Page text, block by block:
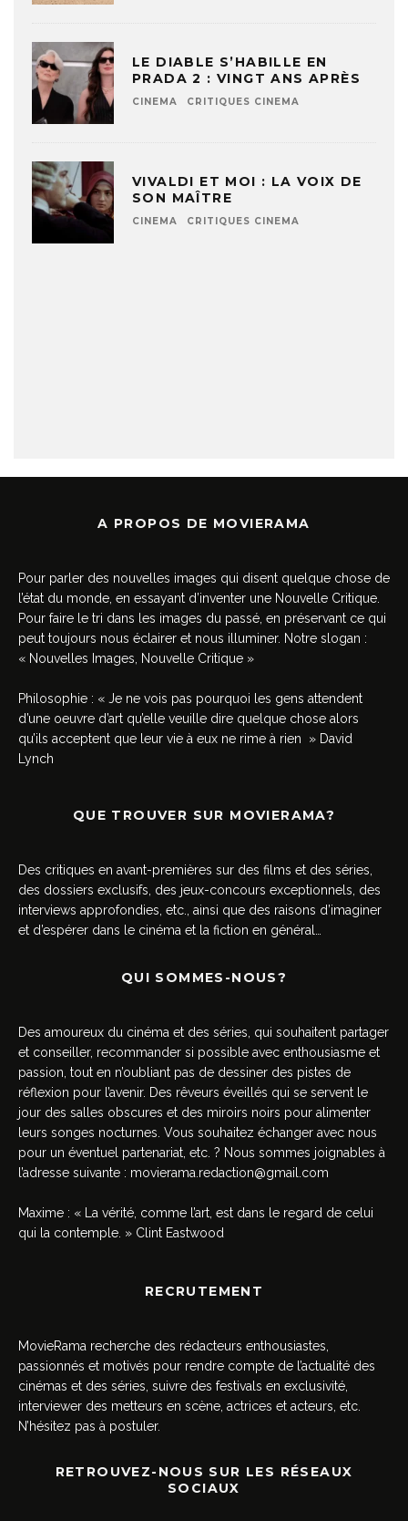
LE DIABLE S’HABILLE EN
PRADA 2 : VINGT ANS APRÈS
CINEMA CRITIQUES CINEMA
VIVALDI ET MOI : LA VOIX DE
SON MAÎTRE
CINEMA CRITIQUES CINEMA
A PROPOS DE MOVIERAMA
Pour parler des nouvelles images qui disent quelque chose de
l’état du monde, en essayant d’inventer une Nouvelle Critique.
Pour faire le tri dans les images du passé, en préservant ce qui
peut toujours nous éclairer et nous illuminer. Notre slogan :
« Nouvelles Images, Nouvelle Critique »
Philosophie : « Je ne vois pas pourquoi les gens attendent
d’une oeuvre d’art qu’elle veuille dire quelque chose alors
qu’ils acceptent que leur vie à eux ne rime à rien » David
Lynch
QUE TROUVER SUR MOVIERAMA?
Des critiques en avant-premières sur des films et des séries,
des dossiers exclusifs, des jeux-concours exceptionnels, des
interviews approfondies, etc., ainsi que des raisons d’imaginer
et d’espérer dans le cinéma et la fiction en général…
QUI SOMMES-NOUS?
Des amoureux du cinéma et des séries, qui souhaitent partager
et conseiller, recommander si possible avec enthousiasme et
passion, tout en n’oubliant pas de dessiner des pistes de
réflexion pour l’avenir. Des rêveurs éveillés qui se servent le
jour des salles obscures et des miroirs noirs pour alimenter
leurs songes nocturnes. Vous souhaitez échanger avec nous
pour un éventuel partenariat, etc. ? Nous sommes joignables à
l’adresse suivante : movierama.redaction@gmail.com
Maxime : « La vérité, comme l’art, est dans le regard de celui
qui la contemple. » Clint Eastwood
RECRUTEMENT
MovieRama recherche des rédacteurs enthousiastes,
passionnés et motivés pour rendre compte de l’actualité des
cinémas et des séries, suivre des festivals en exclusivité,
interviewer des metteurs en scène, actrices et acteurs, etc.
N’hésitez pas à postuler.
RETROUVEZ-NOUS SUR LES RÉSEAUX
SOCIAUX